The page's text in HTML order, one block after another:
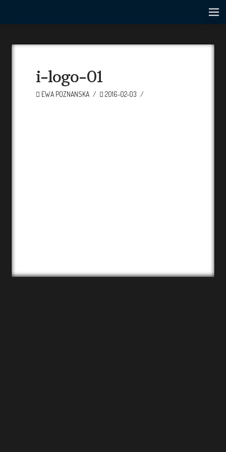
i-logo-01
EWA POZNANSKA 2016-02-03